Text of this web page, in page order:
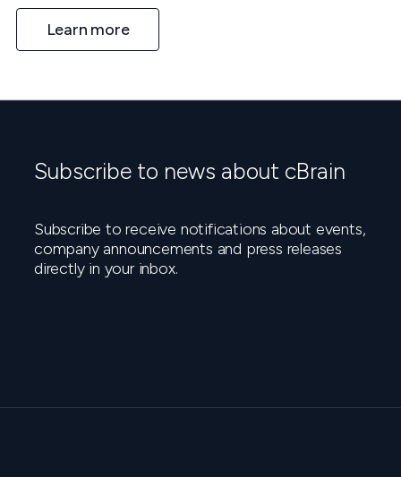
Learn more
Subscribe to news about cBrain
Subscribe to receive notifications about events,
company announcements and press releases
directly in your inbox.